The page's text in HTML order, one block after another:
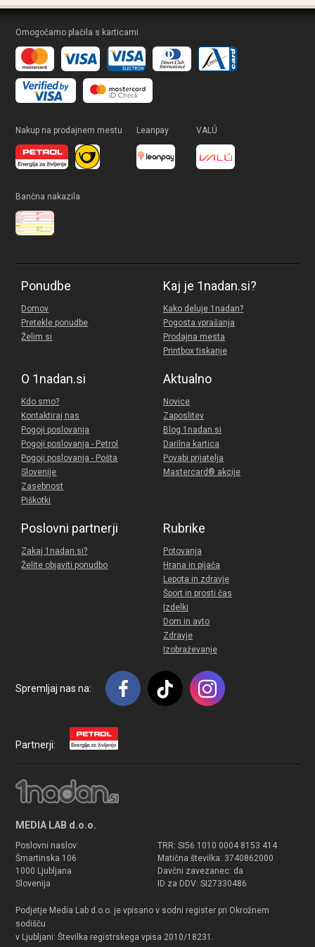
Omogočamo plačila s karticami
Nakup na prodajnem mestu Leanpay VALÚ
Bančna nakazila
Ponudbe
Domov
Pretekle ponudbe
Želim si
Kaj je 1nadan.si?
Kako deluje 1nadan?
Pogosta vprašanja
Prodajna mesta
Printbox tiskanje
O 1nadan.si
Kdo smo?
Kontaktiraj nas
Pogoji poslovanja
Pogoji poslovanja - Petrol
Pogoji poslovanja - Pošta
Slovenije
Zasebnost
Piškotki
Aktualno
Novice
Zaposlitev
Blog 1nadan.si
Darilna kartica
Povabi prijatelja
Mastercard® akcije
Poslovni partnerji
Zakaj 1nadan.si?
Želite objaviti ponudbo
Rubrike
Potovanja
Hrana in pijača
Lepota in zdravje
Šport in prosti čas
Izdelki
Dom in avto
Zdravje
Izobraževanje
Spremljaj nas na:
Partnerji:
MEDIA LAB d.o.o.
Poslovni naslov:
Šmartinska 106
1000 Ljubljana
Slovenija
TRR: SI56 1010 0004 8153 414
Matična številka: 3740862000
Davčni zavezanec: da
ID za DDV: SI27330486
Podjetje Media Lab d.o.o. je vpisano v sodni register pri Okrožnem
sodišču
v Ljubljani: Številka registrskega vpisa 2010/18231.